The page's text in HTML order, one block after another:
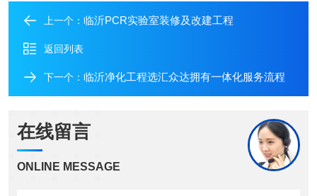
上一个： 临沂PCR实验室装修及改建工程
返回列表
下一个： 临沂净化工程选汇众达拥有一体化服务流程
在线留言
ONLINE MESSAGE